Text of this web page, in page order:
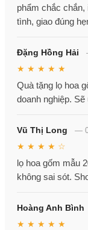
phẩm chắc
tình, giao đúng
Đặng Hồng Hải
★ ★ ★ ★ ★
Quà tặng lọ hoa
doanh nghiệp. Sẽ
Vũ Thị Long —
★ ★ ★ ★ ☆
lọ hoa gốm mẫu
không sai sót.
Hoàng Anh Bình
★ ★ ★ ★ ★